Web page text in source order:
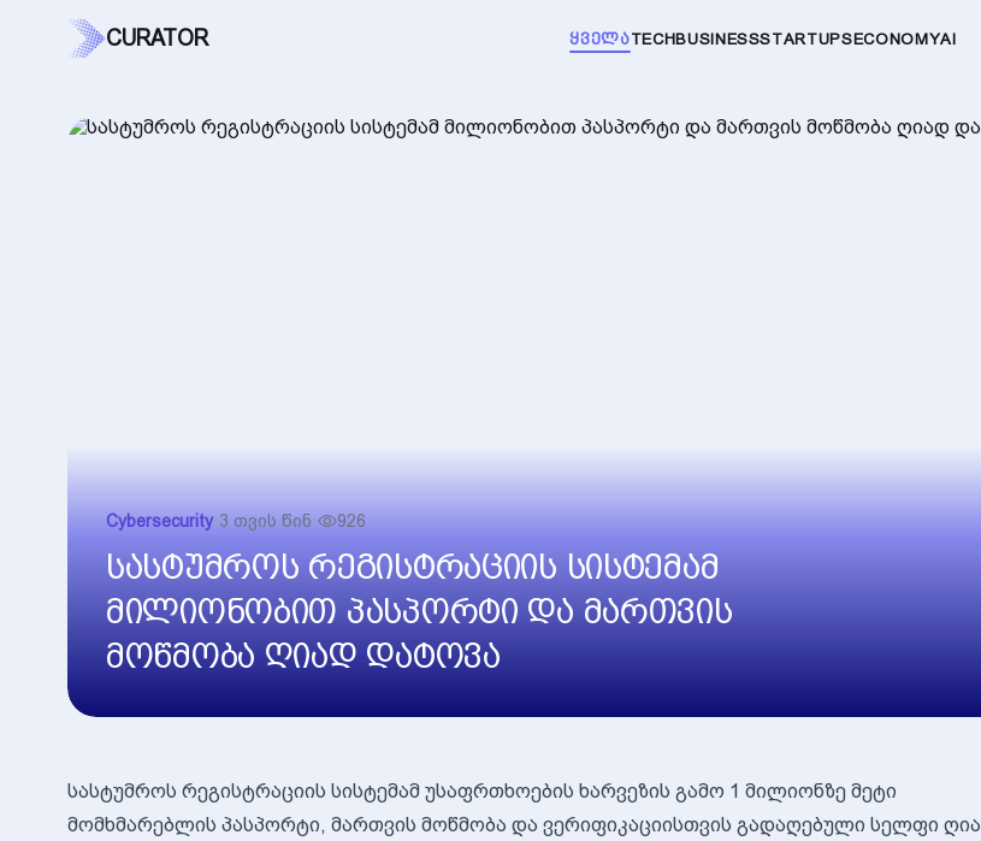
CURATOR ᲧᲕᲔᲚᲐTECHBUSINESSSTARTUPSECONOMYAI
Cybersecurity•3 თვის წინ• 926
სასტუმროს რეგისტრაციის სისტემამ
მილიონობით პასპორტი და მართვის
მოწმობა ღიად დატოვა
სასტუმროს რეგისტრაციის სისტემამ უსაფრთხოების ხარვეზის გამო 1 მილიონზე მეტი
მომხმარებლის პასპორტი, მართვის მოწმობა და ვერიფიკაციისთვის გადაღებული სელფი ღია